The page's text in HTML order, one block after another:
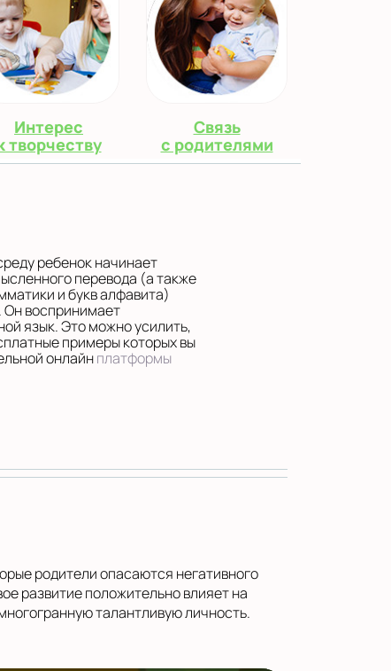
Интерес
творчеству
Связь
с родителями
ребенок начинает
перевода (а также
и букв алфавита)
Он воспринимает
язык. Это можно усилить,
примеры которых вы
онлайнплатформы
родители опасаются негативного
развитие положительно влияет на
талантливую личность.